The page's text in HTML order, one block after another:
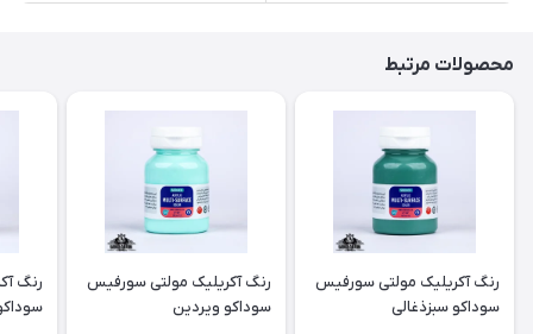
محصولات مرتبط
رنگ آکریلیک مولتی سورفیس
سوداکو سبزذغالی
رنگ آکریلیک مولتی سورفیس
سوداکو ویردین
رنگ